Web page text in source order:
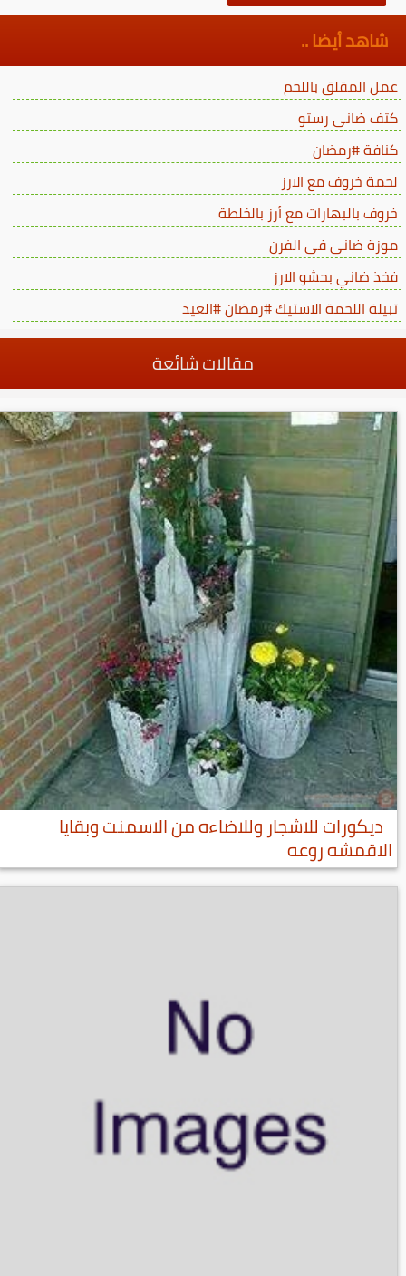
شاهد أيضا ..
عمل المقلق باللحم
كتف ضانى رستو
كنافة #رمضان
لحمة خروف مع الارز
خروف بالبهارات مع أرز بالخلطة
موزة ضانى فى الفرن
فخذ ضاني بحشو الارز
تبيلة اللحمة الاستيك #رمضان #العيد
مقالات شائعة
ديكورات للاشجار وللاضاءه من الاسمنت وبقايا
الاقمشه روعه